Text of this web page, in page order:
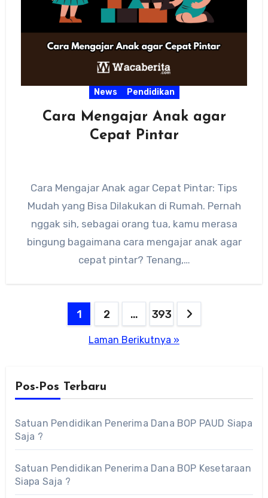
News Pendidikan
Cara Mengajar Anak agar
Cepat Pintar
Cara Mengajar Anak agar Cepat Pintar: Tips
Mudah yang Bisa Dilakukan di Rumah. Pernah
nggak sih, sebagai orang tua, kamu merasa
bingung bagaimana cara mengajar anak agar
cepat pintar? Tenang,…
Paginasi
1 2 … 393
Laman Berikutnya »
Pos-Pos Terbaru
Satuan Pendidikan Penerima Dana BOP PAUD Siapa
Saja ?
Satuan Pendidikan Penerima Dana BOP Kesetaraan
Siapa Saja ?